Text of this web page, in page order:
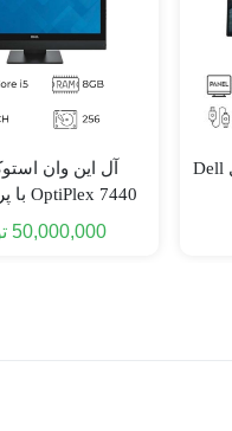
مانیتور استوک 24 اینچ دل Dell
نسل 6 + صفحه تاچ لمسی
50,000,000